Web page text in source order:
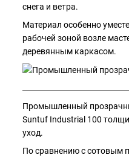
снега и ветра.
Материал особенно
рабочей зоной возле
деревянным каркасом.
Промышленный
Suntuf Industrial 100
уход.
По сравнению с сотовым